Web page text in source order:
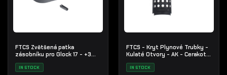
FTCS Zvětšená patka
zásobníku pro Glock 17 - +3
- Nr. 33
IN STOCK
FTCS - Kryt Plynové Trubky -
Kulaté Otvory - AK - Cerakote
IN STOCK